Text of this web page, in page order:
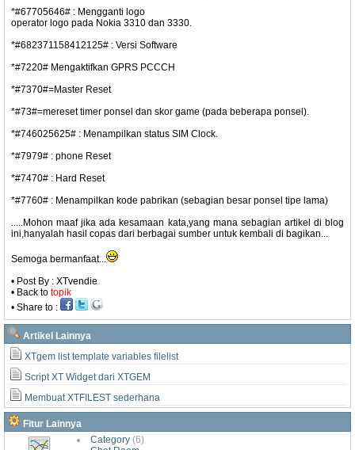
*#67705646# : Mengganti logo
operator logo pada Nokia 3310 dan 3330.
*#682371158412125# : Versi Software
*#7220# Mengaktifkan GPRS PCCCH
*#7370#=Master Reset
*#73#=mereset timer ponsel dan skor game (pada beberapa ponsel).
*#746025625# : Menampilkan status SIM Clock.
*#7979# : phone Reset
*#7470# : Hard Reset
*#7760# : Menampilkan kode pabrikan (sebagian besar ponsel tipe lama)
.....Mohon maaf jika ada kesamaan kata,yang mana sebagian artikel di blog
ini,hanyalah hasil copas dari berbagai sumber untuk kembali di bagikan...
Semoga bermanfaat...
• Post By : XTvendie
• Back to topik
• Share to :
Artikel Lainnya
XTgem list template variables filelist
Script XT Widget dari XTGEM
Membuat XTFILEST sederhana
Fitur Lainnya
Category (6)